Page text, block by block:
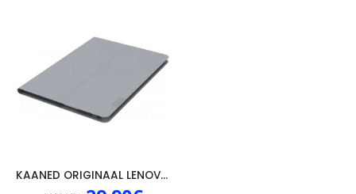
KAANED ORIGINAAL LENOVO TAB 4 10″, HALL